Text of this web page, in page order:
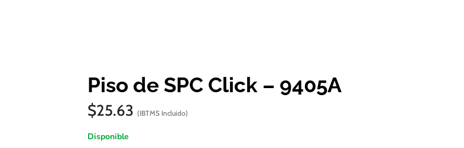
Piso de SPC Click – 9405A
$25.63 (IBTMS Incluido)
Disponible